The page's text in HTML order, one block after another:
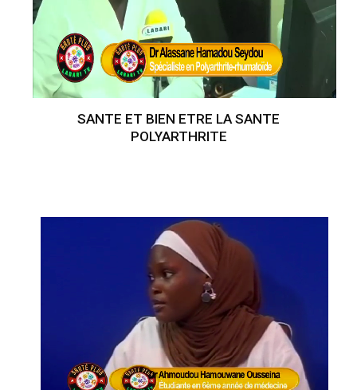
SANTE ET BIEN ETRE LA SANTE
POLYARTHRITE